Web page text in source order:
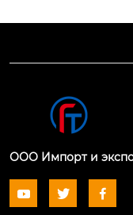
тная как
ль» или
тая цепь».
ООО Импорт и
  